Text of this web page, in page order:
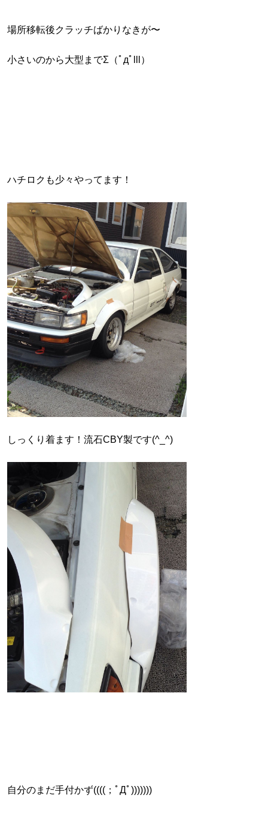
場所移転後クラッチばかりなきが〜
小さいのから大型までΣ（ﾟдﾟlll）
ハチロクも少々やってます！
しっくり着ます！流石CBY製です(^_^)
自分のまだ手付かず((((；ﾟДﾟ)))))))